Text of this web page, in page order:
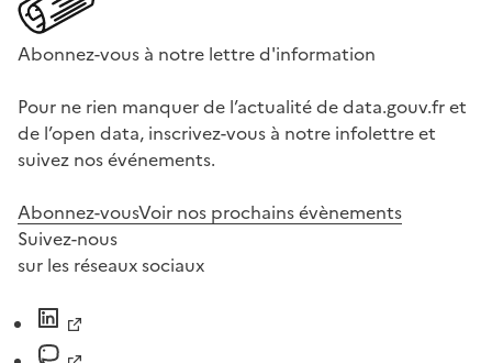
Abonnez-vous à notre lettre d'information
Pour ne rien manquer de l’actualité de data.gouv.fr et
de l’open data, inscrivez-vous à notre infolettre et
suivez nos événements.
Abonnez-vousVoir nos prochains évènements
Suivez-nous
sur les réseaux sociaux